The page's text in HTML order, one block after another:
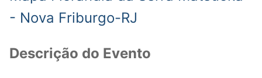
- Nova Friburgo-RJ
Descrição do Evento